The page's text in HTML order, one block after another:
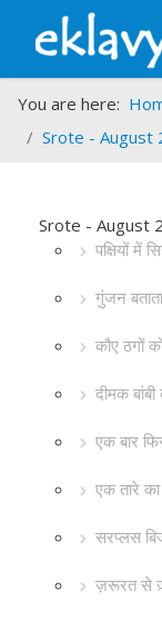
You are here:
Srote - August
Srote - August
पक्षियों में
गुंजन
कौए ठगों
दीमक
एक बार
एक तारे
सरप्लस
ज़रूरत से